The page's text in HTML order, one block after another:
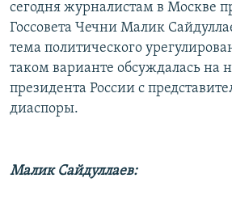
сегодня журналистам в Москве
Госсовета Чечни Малик
тема политического
таком варианте обсуждалась на
президента России с
диаспоры.
Малик Сайдуллаев: